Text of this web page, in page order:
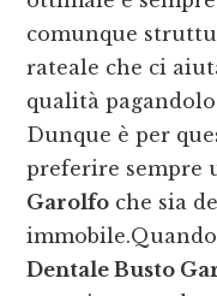
comunque
rateale che ci
qualità
Dunque è per
preferire sempre
Garolfo che sia
Dentale Busto